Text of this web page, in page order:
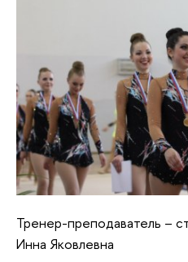
Тренер-преподаватель –
Инна Яковлевна